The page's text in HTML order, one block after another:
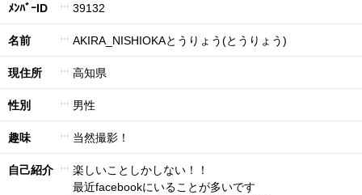
ﾒﾝﾊﾞｰID 39132
名前 AKIRA_NISHIOKAとうりょう(とうりょう)
現住所 高知県
性別 男性
趣味 当然撮影！
自己紹介
楽しいことしかしない！！
最近facebookにいることが多いです